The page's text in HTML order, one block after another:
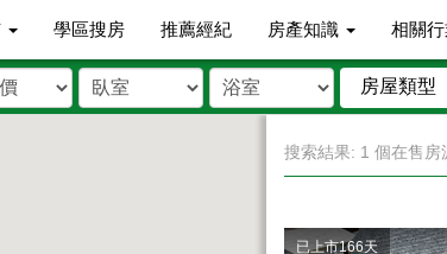
學區搜房 推薦經紀 房產知識 相關
房屋類型
搜索結果: 1 個在售房
已上市166天